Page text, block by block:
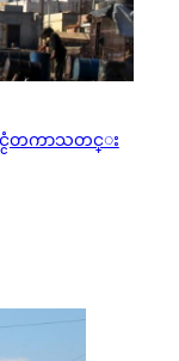
ႏိုင္ငံတကာသတင္း